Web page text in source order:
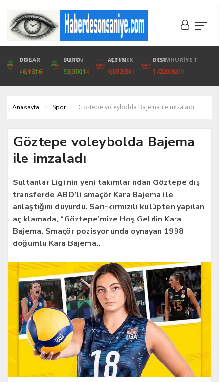
DOLAR
46,1316
EURO
53,3001
ALTIN
6,073,34
BIST
1.720,92
ONS
4,094,16
ALTIN
6,073,34
ÇEYREK
9,929,91
CUMHURİYET
42,104,00
Anasayfa Spor Göztepe voleybolda Bajema ile imzaladı
Göztepe voleybolda Bajema
ile imzaladı
Sultanlar Ligi’nin yeni takımlarından Göztepe dış
transferde ABD’li smaçör Kara Bajema ile
anlaştığını duyurdu. Sarı-kırmızılı kulüpten yapılan
açıklamada, “Göztepe’mize Hoş Geldin Kara
Bajema. Smaçör pozisyonunda oynayan 1998
doğumlu Kara Bajema..